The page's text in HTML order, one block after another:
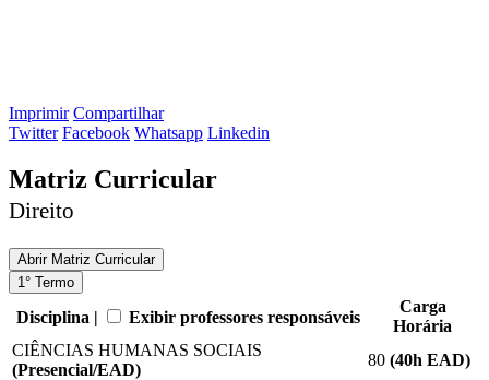
Imprimir Compartilhar
Twitter Facebook Whatsapp Linkedin
Matriz Curricular
Direito
AbrirMatriz Curricular
1° Termo
Disciplina | Exibir professores responsáveis
Carga
Horária
CIÊNCIAS HUMANAS SOCIAIS
(Presencial/EAD)
80 (40h EAD)